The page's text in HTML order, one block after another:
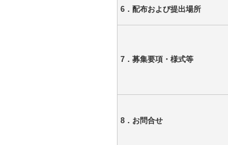
6．配布および提出場所
7．募集要項・様式等
8．お問合せ